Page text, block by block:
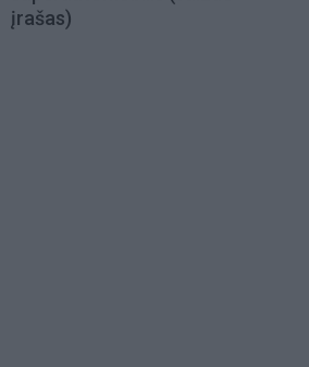
įrašas)